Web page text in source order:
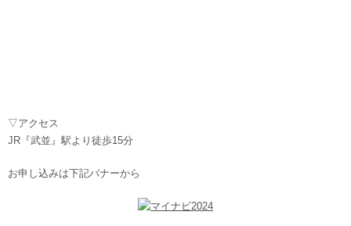
▽アクセス
JR『武並』駅より徒歩15分
お申し込みは下記バナーから